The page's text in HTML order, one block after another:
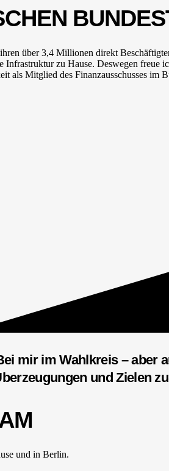
über 3,4 Millionen direkt
zu Hause. Deswegen freue
als Mitglied des Finanzausschusses im
mir im Wahlkreis – aber
und Zielen
und in Berlin.